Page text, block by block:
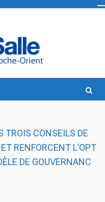
TROIS CONSEILS DE
RENFORCENT L’OPT
DE GOUVERNANC